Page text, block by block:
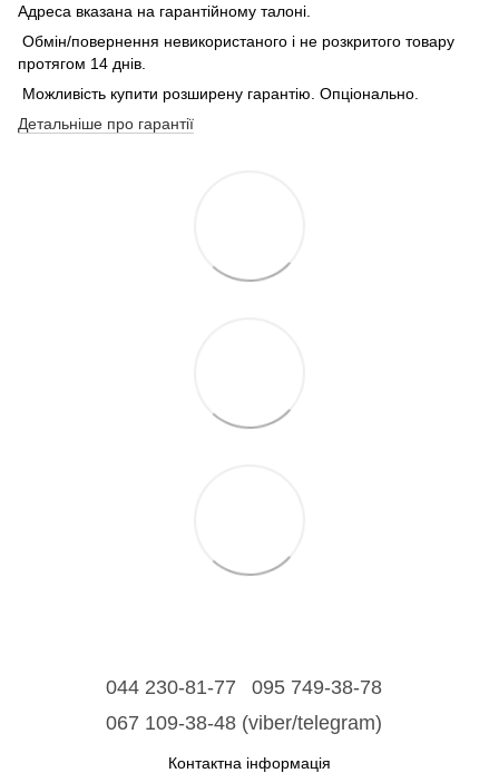
Адреса вказана на гарантійному талоні.
Обмін/повернення невикористаного і не розкритого товару
протягом 14 днів.
Можливість купити розширену гарантію. Опціонально.
Детальніше про гарантії
044 230-81-77
095 749-38-78
067 109-38-48 (viber/telegram)
Контактна інформація